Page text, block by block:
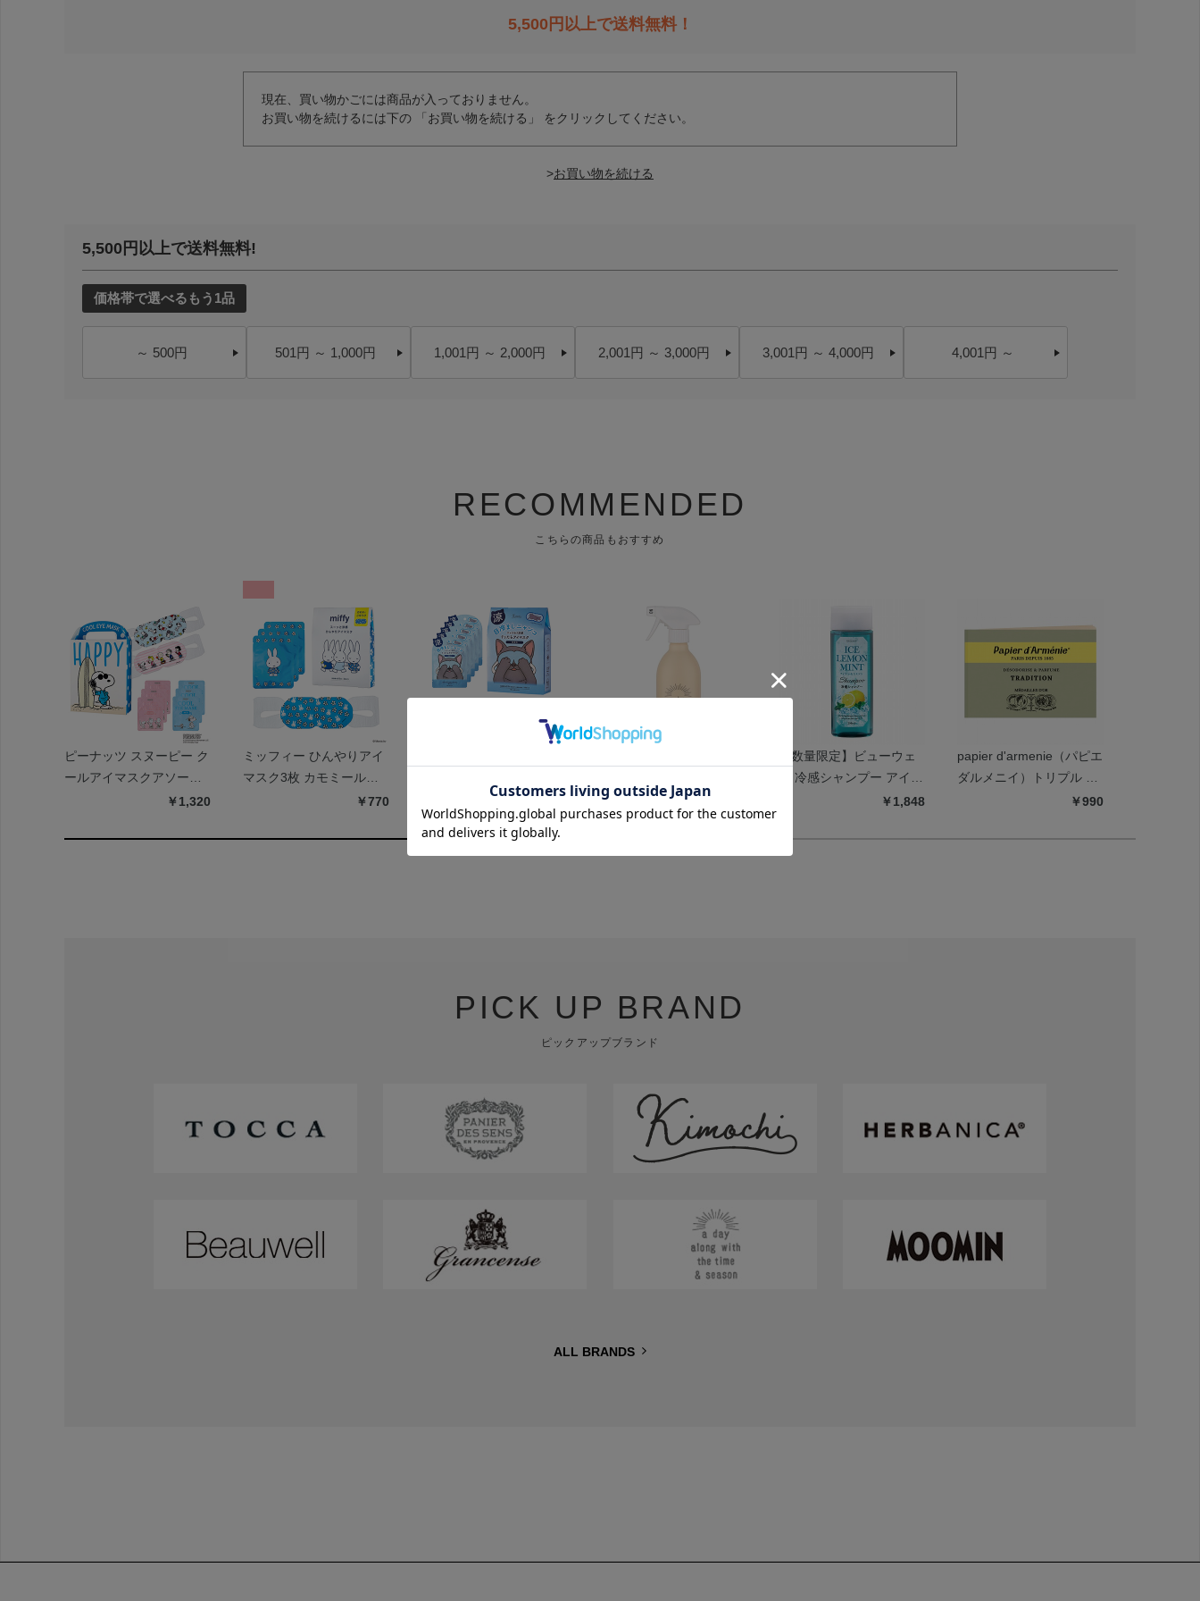
5,500 円以上で送料無料！
現在、買い物かごには商品が入っておりません。
お買い物を続けるには下の 「お買い物を続ける」 をクリックしてください。
>
5,500円以上で送料無料!
価格帯で選べるもう1品
～ 500円 501円 ～ 1,000円 1,001円 ～ 2,000円 2,001円 ～ 3,000円 3,001円 ～ 4,000円 4,001円 ～
RECOMMENDED
こちらの商品もおすすめ
ピーナッツ スヌーピー ク
ールアイマスクアソート
￥1,320
ミッフィー ひんやりアイ
マスク3枚 カモミールの
￥770
ーブ 400mL
【数量限定】ビューウェ
ル 冷感シャンプー アイス
￥1,848
papier d'armenie（パピエ
ダルメニイ）トリプル ト
￥990
PICK UP BRAND
ピックアップブランド
ALL BRANDS